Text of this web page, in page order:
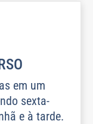
em um
sexta-
e à tarde.